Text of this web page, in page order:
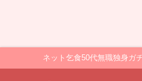
ネット乞食50代無職独身ガ